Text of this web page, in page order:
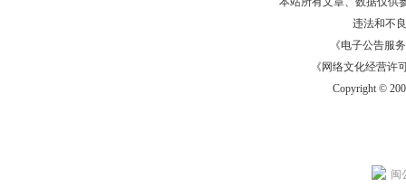
违法和不
《电子公告服务
《网络文化经营许
Copyright ©
闽